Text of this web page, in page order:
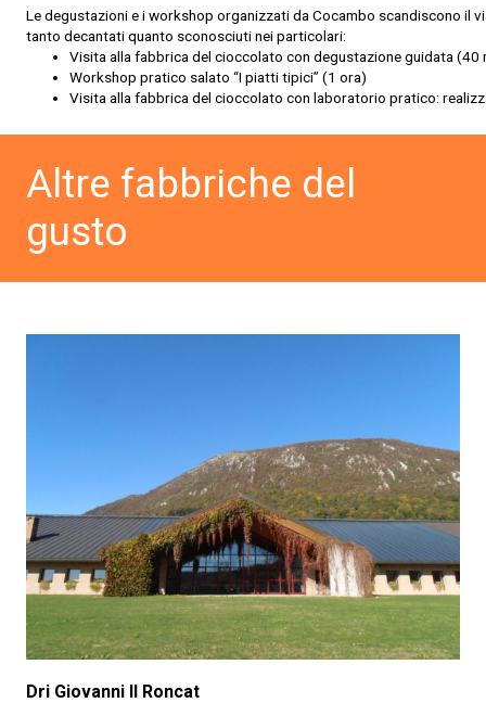
Le degustazioni e i workshop organizzatida Cocambo scandiscono il
tanto decantati quanto sconosciuti nei particolari:
Visita alla fabbrica del cioccolato con degustazione guidata (40
Workshop pratico salato “I piatti tipici” (1 ora)
Visita alla fabbrica del cioccolato con laboratorio pratico:
Altre fabbriche del
gusto
Dri Giovanni Il Roncat